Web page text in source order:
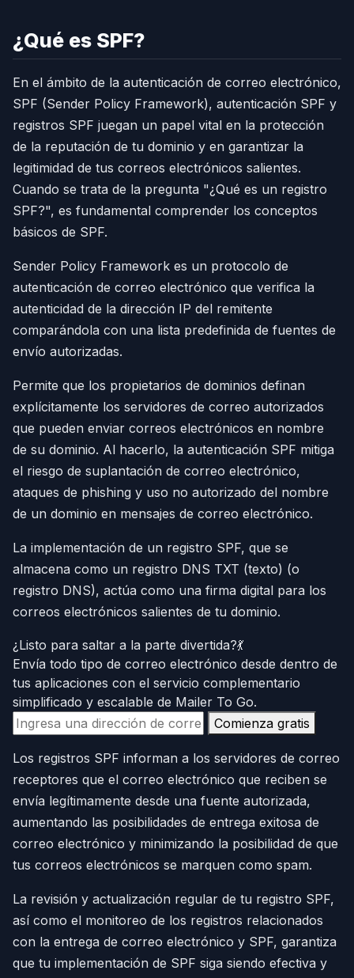
¿Qué es SPF?
En el ámbito de la autenticación de correo electrónico,
SPF (Sender Policy Framework), autenticación SPF y
registros SPF juegan un papel vital en la protección
de la reputación de tu dominio y en garantizar la
legitimidad de tus correos electrónicos salientes.
Cuando se trata de la pregunta "¿Qué es un registro
SPF?", es fundamental comprender los conceptos
básicos de SPF.
Sender Policy Framework es un protocolo de
autenticación de correo electrónico que verifica la
autenticidad de la dirección IP del remitente
comparándola con una lista predefinida de fuentes de
envío autorizadas.
Permite que los propietarios de dominios definan
explícitamente los servidores de correo autorizados
que pueden enviar correos electrónicos en nombre
de su dominio. Al hacerlo, la autenticación SPF mitiga
el riesgo de suplantación de correo electrónico,
ataques de phishing y uso no autorizado del nombre
de un dominio en mensajes de correo electrónico.
La implementación de un registro SPF, que se
almacena como un registro DNS TXT (texto) (o
registro DNS), actúa como una firma digital para los
correos electrónicos salientes de tu dominio.
¿Listo para saltar a la parte divertida?💃
Envía todo tipo de correo electrónico desde dentro de
tus aplicaciones con el servicio complementario
simplificado y escalable de Mailer To Go.
Comienza gratis
Los registros SPF informan a los servidores de correo
receptores que el correo electrónico que reciben se
envía legítimamente desde una fuente autorizada,
aumentando las posibilidades de entrega exitosa de
correo electrónico y minimizando la posibilidad de que
tus correos electrónicos se marquen como spam.
La revisión y actualización regular de tu registro SPF,
así como el monitoreo de los registros relacionados
con la entrega de correo electrónico y SPF, garantiza
que tu implementación de SPF siga siendo efectiva y